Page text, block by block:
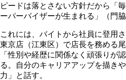
ピードは落とさない方針だから「
ーパーバイザーが生まれる」（門脇
これには、バイトから社員に登用
東京店（江東区）で店長を務める
「性別や経歴に関係なく頑張りが
る。自分のキャリアアップを描き
力」と話す。